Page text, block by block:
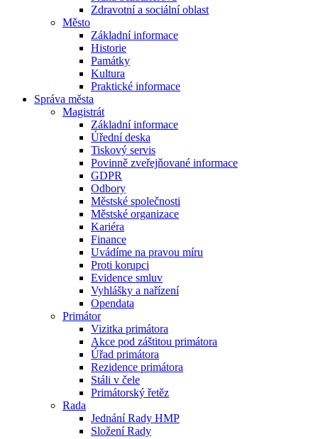
Zdravotní a sociální oblast
Město
Základní informace
Historie
Památky
Kultura
Praktické informace
Správa města
Magistrát
Základní informace
Úřední deska
Tiskový servis
Povinně zveřejňované informace
GDPR
Odbory
Městské společnosti
Městské organizace
Kariéra
Finance
Uvádíme na pravou míru
Proti korupci
Evidence smluv
Vyhlášky a nařízení
Opendata
Primátor
Vizitka primátora
Akce pod záštitou primátora
Úřad primátora
Rezidence primátora
Stáli v čele
Primátorský řetěz
Rada
Jednání Rady HMP
Složení Rady